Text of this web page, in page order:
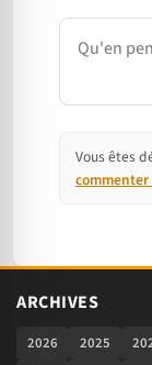
Commentaire
Vous êtes
ARCHIVES
2026 2025